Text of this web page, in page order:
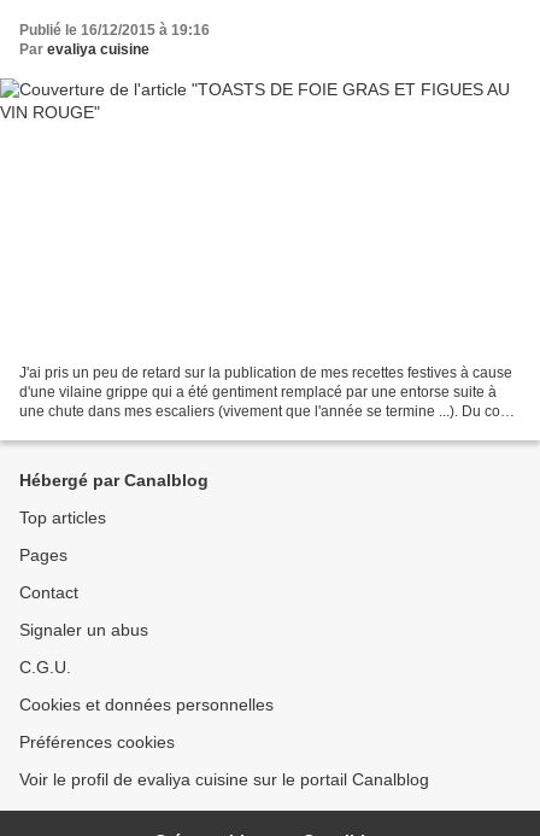
Publié le 16/12/2015 à 19:16
Par evaliya cuisine
J'ai pris un peu de retard sur la publication de mes recettes festives à cause
d'une vilaine grippe qui a été gentiment remplacé par une entorse suite à
une chute dans mes escaliers (vivement que l'année se termine ...). Du coup
Hébergé par Canalblog
Top articles
Pages
Contact
Signaler un abus
C.G.U.
Cookies et données personnelles
Préférences cookies
Voir le profil de evaliya cuisine sur le portail Canalblog